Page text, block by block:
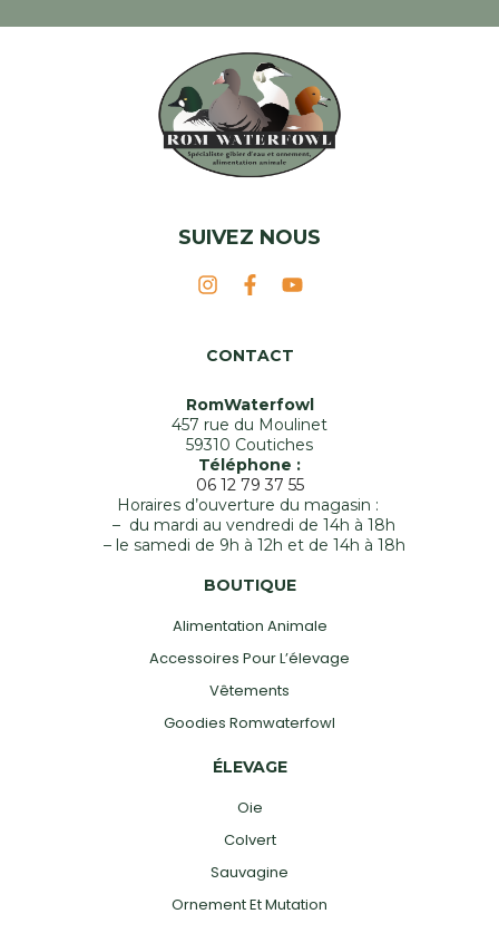
SUIVEZ NOUS
CONTACT
RomWaterfowl
457 rue du Moulinet
59310 Coutiches
Téléphone :
06 12 79 37 55
Horaires d’ouverture du magasin :
– du mardi au vendredi de 14h à 18h
– le samedi de 9h à 12h et de 14h à 18h
BOUTIQUE
Alimentation Animale
Accessoires Pour L’élevage
Vêtements
Goodies Romwaterfowl
ÉLEVAGE
Oie
Colvert
Sauvagine
Ornement Et Mutation